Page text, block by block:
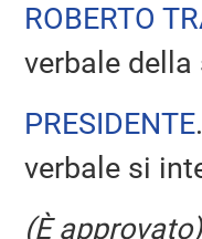
ROBERTO
verbale
PRESIDENTE
verbale si
(È approvato)